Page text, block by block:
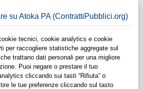
e
sito di ContrattiPubblici.org potrai avere
presenti nella piattaforma stipulati
di Gropello Cairoli in ambito Istruzione
di ContrattiPubblici.org